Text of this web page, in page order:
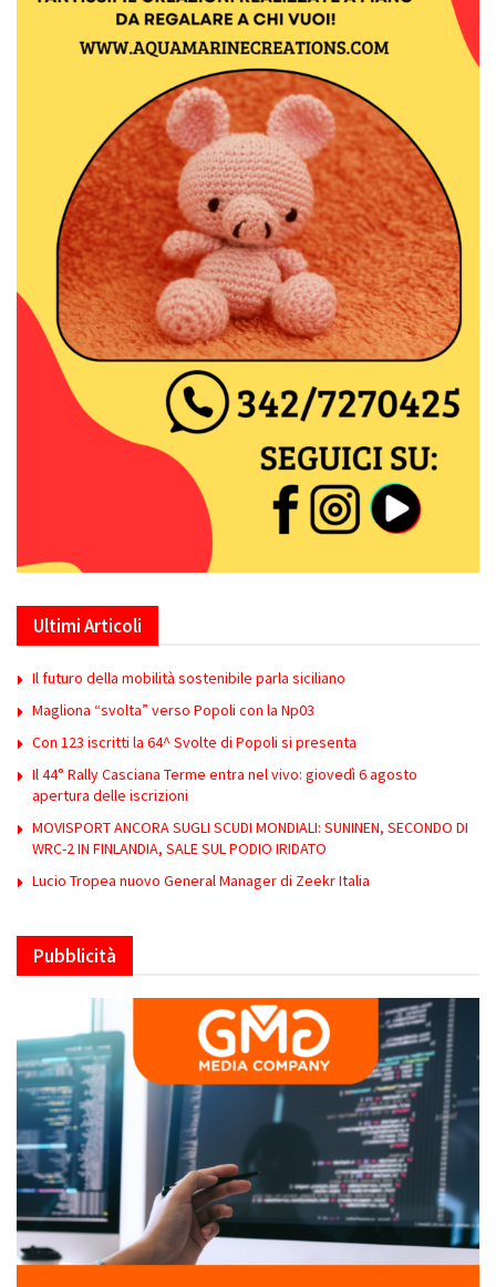
Ultimi Articoli
Il futuro della mobilità sostenibile parla siciliano
Magliona “svolta” verso Popoli con la Np03
Con 123 iscritti la 64^ Svolte di Popoli si presenta
Il 44° Rally Casciana Terme entra nel vivo: giovedì 6 agosto
apertura delle iscrizioni
MOVISPORT ANCORA SUGLI SCUDI MONDIALI: SUNINEN, SECONDO DI
WRC-2 IN FINLANDIA, SALE SUL PODIO IRIDATO
Lucio Tropea nuovo General Manager di Zeekr Italia
Pubblicità